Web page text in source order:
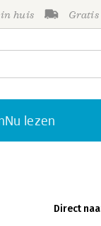
in huis
Nu lezen
Direct